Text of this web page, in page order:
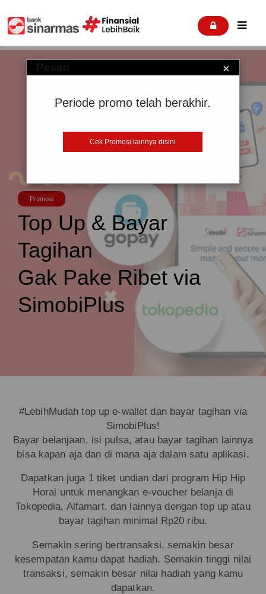
 
Promosi
Top Up & Bayar
Tagihan
Gak Pake Ribet via
SimobiPlus
#LebihMudah top up e-wallet dan bayar tagihan via
SimobiPlus!
Bayar belanjaan, isi pulsa, atau bayar tagihan lainnya
bisa kapan aja dan di mana aja dalam satu aplikasi.
Dapatkan juga 1 tiket undian dari program Hip Hip
Horai untuk menangkan e-voucher belanja di
Tokopedia, Alfamart, dan lainnya dengan top up atau
bayar tagihan minimal Rp20 ribu.
Semakin sering bertransaksi, semakin besar
kesempatan kamu dapat hadiah. Semakin tinggi nilai
transaksi, semakin besar nilai hadiah yang kamu
dapatkan.
×
Pesan
Periode promo telah berakhir.
Cek Promosi lainnya disini